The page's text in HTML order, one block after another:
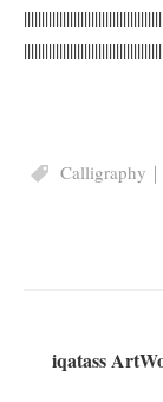
Calligraphy
iqatass